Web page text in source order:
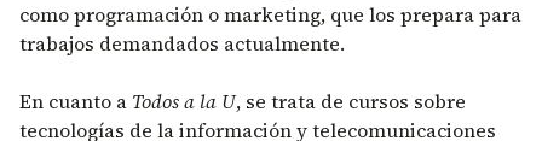
como programación o marketing, que los prepara para
trabajos demandados actualmente.
En cuanto a Todos a la U, se trata de cursos sobre
tecnologías de la información y telecomunicaciones